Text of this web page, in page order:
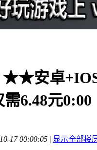
★★安卓
6.48元0:00
17 00:00:05 | 显示全部楼